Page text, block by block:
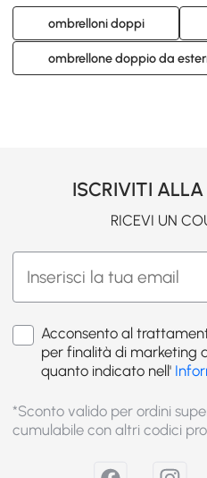
ombrelloni doppi
ombrellone doppio da
ISCRIVITI
RICEVI UN
Acconsento al
per finalità di marketing
quanto indicato nell'
*Sconto valido per ordini
cumulabile con altri codici